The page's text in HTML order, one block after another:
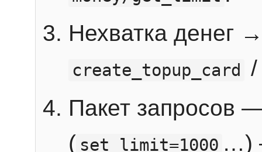
Нехватка денег
create_topup_card
Пакет запросов
( set_limit=1000 …)